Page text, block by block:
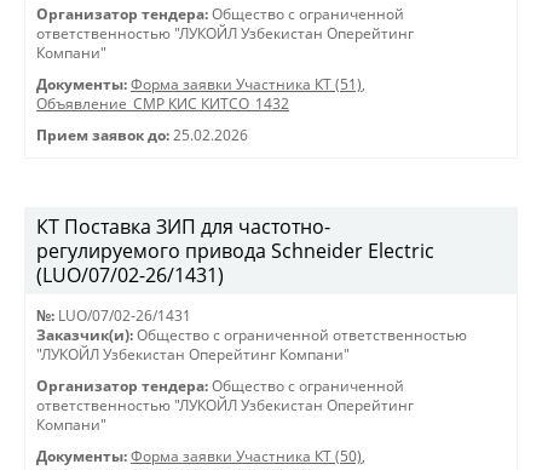
Организатор тендера: Общество с ограниченной
ответственностью "ЛУКОЙЛ Узбекистан Оперейтинг
Компани"
Документы: Форма заявки Участника КТ (51),
Объявление_СМР КИС КИТСО_1432
Прием заявок до: 25.02.2026
КТ Поставка ЗИП для частотно-
регулируемого привода Schneider Electric
(LUO/07/02-26/1431)
№: LUO/07/02-26/1431
Заказчик(и): Общество с ограниченной ответственностью
"ЛУКОЙЛ Узбекистан Оперейтинг Компани"
Организатор тендера: Общество с ограниченной
ответственностью "ЛУКОЙЛ Узбекистан Оперейтинг
Компани"
Документы: Форма заявки Участника КТ (50),